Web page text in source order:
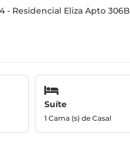
- Residencial Eliza Apto 306B
Suíte
1 Cama (s) de Casal